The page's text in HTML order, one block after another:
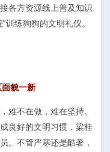
各方资源线上普及知识
训练狗狗的文明礼仪。
貌一新
难不在做，难在坚持。
良好的文明习惯，梁桂
。不管严寒还是酷暑，